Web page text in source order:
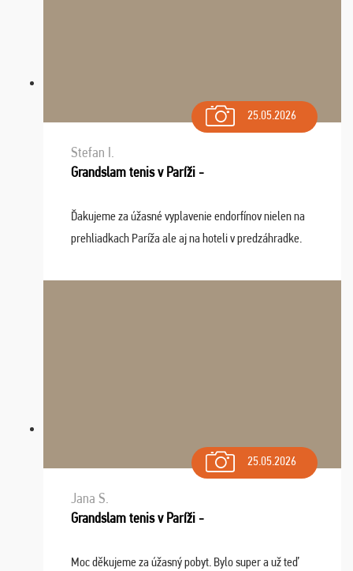
25.05.2026
Stefan I.
Grandslam tenis v Paríži -
Ďakujeme za úžasné vyplavenie endorfínov nielen na
prehliadkach Paríža ale aj na hoteli v predzáhradke.
spomínať a zväžujeme repete budúci rok : ...
25.05.2026
Jana S.
Grandslam tenis v Paríži -
Moc děkujeme za úžasný pobyt. Bylo super a už teď